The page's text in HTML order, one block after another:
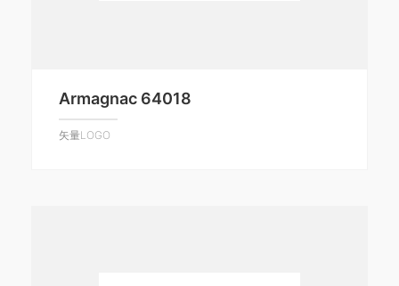
Armagnac 64018
矢量LOGO